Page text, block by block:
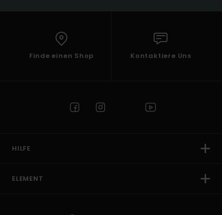
Finde einen Shop Kontaktiere Uns
HILFE
ELEMENT